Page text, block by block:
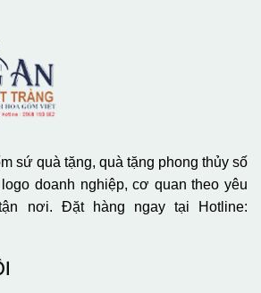
sứ quà tặng, quà tặng phong thủy số
doanh nghiệp, cơ quan theo yêu
nơi. Đặt hàng ngay tại Hotline: